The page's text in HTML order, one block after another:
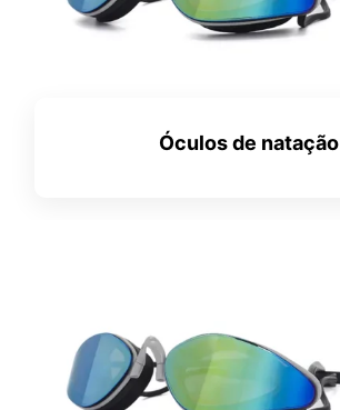
Óculos de natação